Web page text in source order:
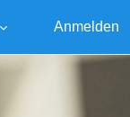
Anmelden